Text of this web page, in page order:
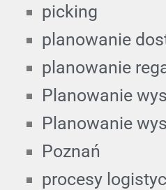
picking
planowanie
planowanie
Planowanie
Planowanie
Poznań
procesy